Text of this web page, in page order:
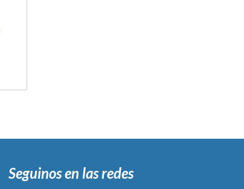
Seguinos en las redes